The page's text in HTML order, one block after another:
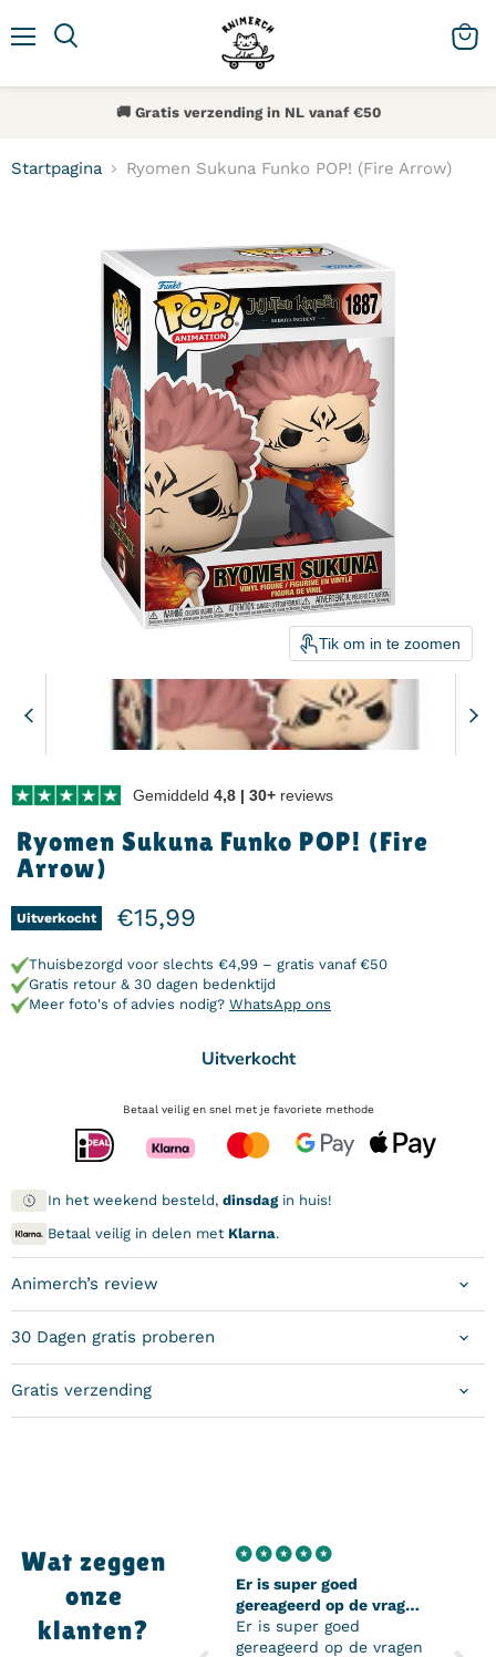
🚚 Gratis verzending in NL vanaf €50
Startpagina Ryomen Sukuna Funko POP! (Fire Arrow)
Tik om in te zoomen
Gemiddeld 4,8 | 30+ reviews
Ryomen Sukuna Funko POP! (Fire
Arrow)
Uitverkocht Huidige prijs
€15,99
Thuisbezorgd voor slechts €4,99 – gratis vanaf €50
Gratis retour & 30 dagen bedenktijd
Meer foto's of advies nodig? WhatsApp ons
Uitverkocht
Betaal veilig en snel met je favoriete methode
In het weekend besteld,dinsdagin huis!
Betaal veilig in delen met Klarna.
Animerch’s review
30 Dagen gratis proberen
Gratis verzending
Wat zeggen
onze
klanten?
Er is super goed
gereageerd op de vragen
die ik had tenaanzien
van product
Er is super goed
gereageerd op de vragen